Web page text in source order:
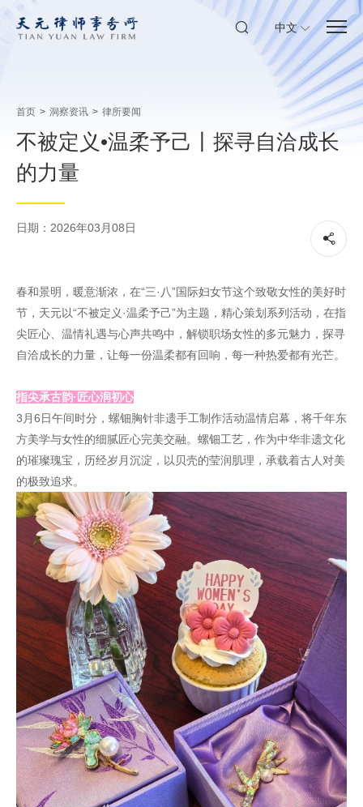
中文
首页 > 洞察资讯 > 律所要闻
不被定义•温柔予己丨探寻自洽成长
的力量
日期：2026年03月08日
春和景明，暖意渐浓，在“三·八”国际妇女节这个致敬女性的美好时
节，天元以“不被定义·温柔予己”为主题，精心策划系列活动，在指
尖匠心、温情礼遇与心声共鸣中，解锁职场女性的多元魅力，探寻
自洽成长的力量，让每一份温柔都有回响，每一种热爱都有光芒。
指尖承古韵·匠心润初心
3月6日午间时分，螺钿胸针非遗手工制作活动温情启幕，将千年东
方美学与女性的细腻匠心完美交融。螺钿工艺，作为中华非遗文化
的璀璨瑰宝，历经岁月沉淀，以贝壳的莹润肌理，承载着古人对美
的极致追求。